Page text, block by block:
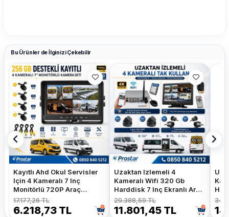
Bu Ürünler de İlginizi Çekebilir
Kayıtlı Ahd Okul Servisler
Için 4 Kameralı 7 Inç
Monitörlü 720P Araç
Kamera Seti
17.177,26 TL
6.218,73 TL
Uzaktan Izlemeli 4
Kameralı Wifi 320 Gb
Harddisk 7 Inç Ekranlı Araç
Kamera Seti
29.388,59 TL
11.801,45 TL